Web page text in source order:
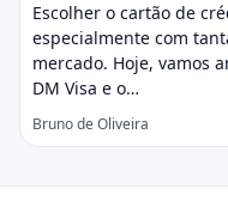
Escolher o cartão de
especialmente com
mercado. Hoje, vamos
DM Visa e o…
Bruno de Oliveira